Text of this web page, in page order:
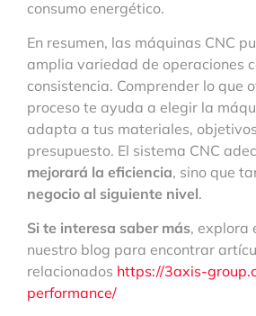
consumo energético.
En resumen, las máquinas CNC
amplia variedad de operaciones
consistencia. Comprender lo que
proceso te ayuda a elegir la
adapta a tus materiales,
presupuesto. El sistema CNC
mejorará la eficiencia, sino que
negocio al siguiente nivel.
Si te interesa saber más, explora
nuestro blog para encontrar
relacionados https://3axis-
performance/